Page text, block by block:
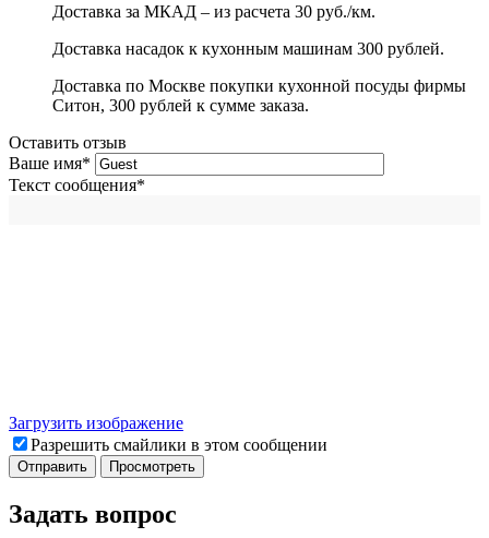
Доставка за МКАД – из расчета 30 руб./км.
Доставка насадок к кухонным машинам 300 рублей.
Доставка по Москве покупки кухонной посуды фирмы
Ситон, 300 рублей к сумме заказа.
Оставить отзыв
Ваше имя*
Текст сообщения*
Загрузить изображение
Разрешить смайлики в этом сообщении
Задать вопрос